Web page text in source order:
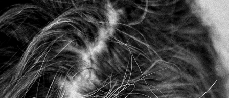
2023
Ici nos corps disparaissent